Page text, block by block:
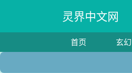
灵界中文网
首页 玄幻